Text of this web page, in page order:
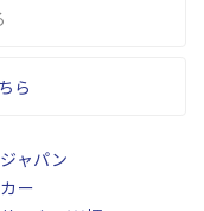
ら
ャパン
ー